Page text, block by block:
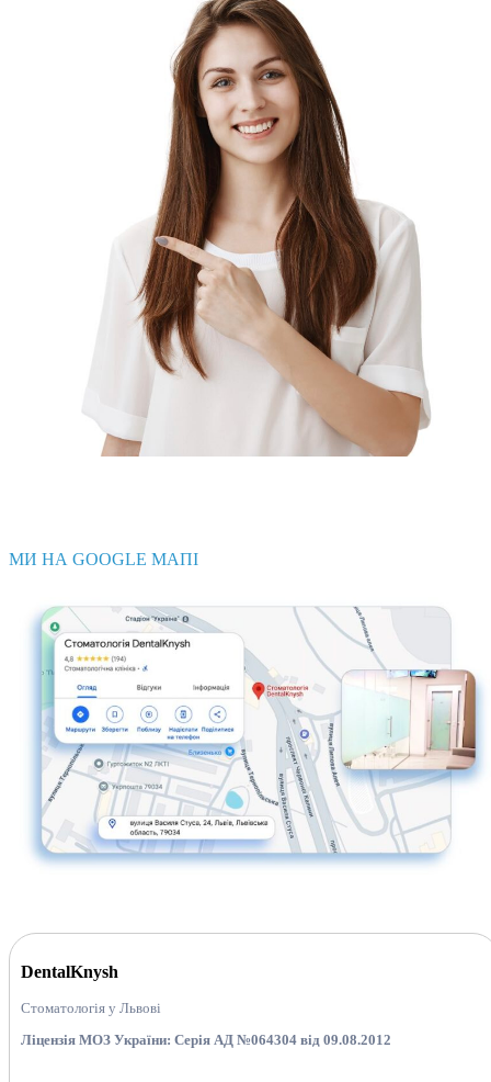
МИ НА GOOGLE МАПІ
DentalKnysh
Стоматологія у Львові
Ліцензія МОЗ України: Серія АД №064304 від 09.08.2012